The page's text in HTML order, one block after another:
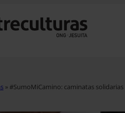
»#SumoMiCamino: caminatas